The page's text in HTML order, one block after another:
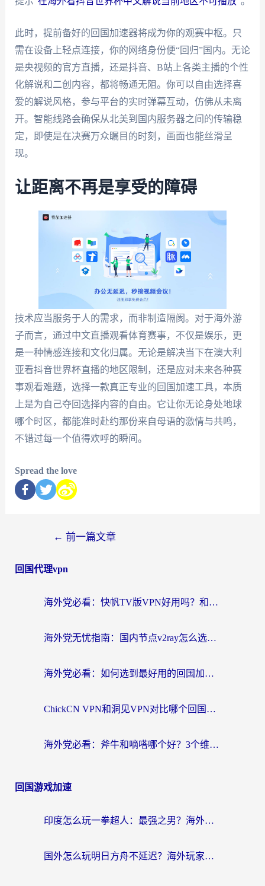
此时，提前备好的回国加速器将成为你的观赛中枢。只
需在设备上轻点连接，你的网络身份便“回归”国内。无论
是央视频的官方直播，还是抖音、B站上各类主播的个性
化解说和二创内容，都将畅通无阻。你可以自由选择喜
爱的解说风格，参与平台的实时弹幕互动，仿佛从未离
开。智能线路会确保从北美到国内服务器之间的传输稳
定，即使是在决赛万众瞩目的时刻，画面也能丝滑呈
现。
让距离不再是享受的障碍
技术应当服务于人的需求，而非制造隔阂。对于海外游
子而言，通过中文直播观看体育赛事，不仅是娱乐，更
是一种情感连接和文化归属。无论是解决当下在澳大利
亚看抖音世界杯直播的地区限制，还是应对未来各种赛
事观看难题，选择一款真正专业的回国加速工具，本质
上是为自己夺回选择内容的自由。它让你无论身处地球
哪个时区，都能准时赴约那份来自母语的激情与共鸣，
不错过每一个值得欢呼的瞬间。
Spread the love
← 前一篇文章
回国代理vpn
海外党必看：快帆TV版VPN好用吗？和快游VPN对比哪个回国效果更好？附实用避坑指南
海外党无忧指南：国内节点v2ray怎么选？一键回国VPN+多场景实测帮你避坑
海外党必看：如何选到最好用的回国加速器？从节点到售后的全维度指南
ChickCN VPN和洞见VPN对比哪个回国效果更好？海外党亲测3款加速器+避坑指南
海外党必看：斧牛和嘀嗒哪个好？3个维度教你选对回国加速器
回国游戏加速
印度怎么玩一拳超人：最强之男？海外党国服游戏加速避坑指南
国外怎么玩明日方舟不延迟？海外玩家国服游戏加速终极指南（附DNF梦幻诛仙解决方案）